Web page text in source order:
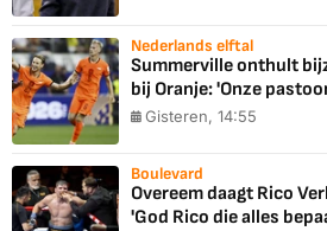
Nederlands elftal
Summerville onthult
bij Oranje: 'Onze
Gisteren, 14:55
Boulevard
Overeem daagt Rico
'God Rico die alles